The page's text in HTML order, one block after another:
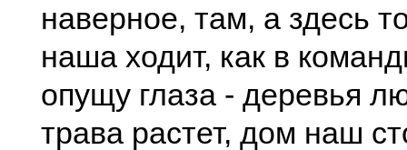
наверное, там, а здесь
наша ходит, как в
опущу глаза - деревья
трава растет, дом наш